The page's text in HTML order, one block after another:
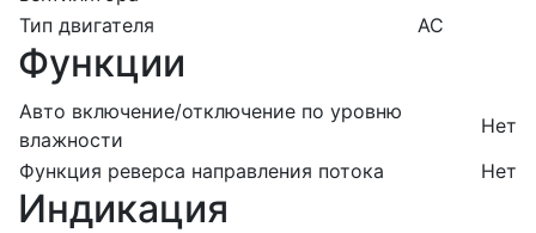
Тип двигателя
AC
Функции
Авто включение/отключение по уровню
влажности
Нет
Функция реверса направления потока
Нет
Индикация